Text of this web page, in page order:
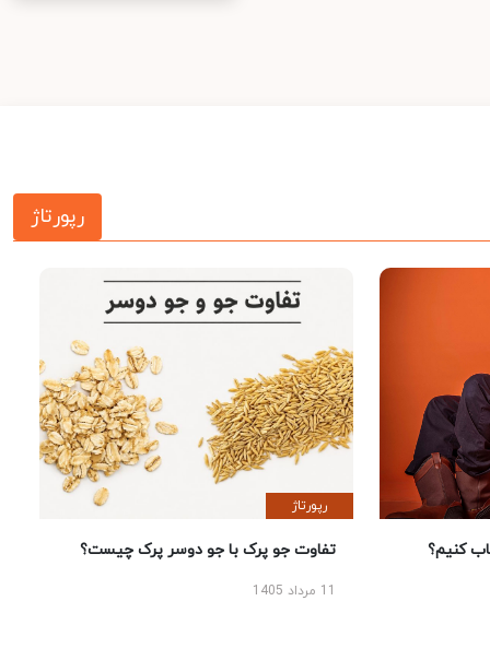
رپورتاژ
کنیم؟
رپورتاژ
تفاوت جو پرک با جو دوسر پرک چیست؟